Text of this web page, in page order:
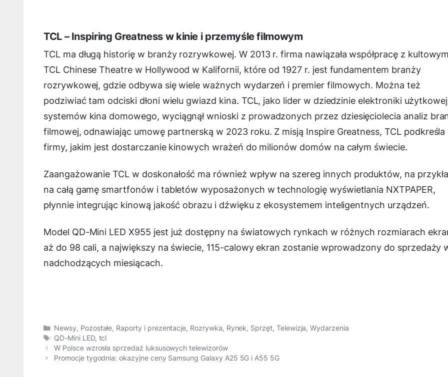
TCL – Inspiring Greatness w kinie i przemyśle filmowym
TCL ma długą historię w branży rozrywkowej. W 2013 r. firma nawiązała współpracę z
TCL Chinese Theatre w Hollywood w Kalifornii, które od 1927 r. jest fundamentem branży
rozrywkowej, gdzie odbywa się wiele ważnych wydarzeń i premier filmowych. Można też
podziwiać tam odciski dłoni wielu gwiazd kina. TCL, jako lider w dziedzinie elektroniki
systemów kina domowego, wyciągnął wnioski z prowadzonych przez dziesięciolecia analiz
filmowej, odnawiając umowę partnerską w 2023 roku. Z misją Inspire Greatness, TCL podkreśla
firmy, jakim jest dostarczanie kinowych wrażeń do milionów domów na całym świecie.
Zaangażowanie TCL w doskonałość ma również wpływ na szereg innych produktów, na
na całą gamę smartfonów i tabletów wyposażonych w technologię wyświetlania NXTPAPER,
płynnie integrując kinową jakość obrazu i dźwięku z ekosystemem inteligentnych urządzeń.
Model QD-Mini LED X955 jest już dostępny na światowych rynkach w różnych rozmiarach
aż do 98 cali, a największy na świecie, 115-calowy ekran zostanie wprowadzony do sprzedaży
nadchodzących miesiącach.
Kategorie
Newsy, Pozostałe, Raporty i prezentacje, Rozrywka, Rynek, Sprzęt, Telewizja,Wydarzenia
Tagi
QD-Mini LED, tcl
W Polsce wzrosła sprzedaż luksusowych telewizorów
Promocje tygodnia: okazyjne ceny Samsung Galaxy A25 5G i A55 5G